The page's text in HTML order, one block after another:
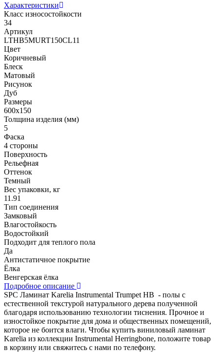
Характеристики
Класс износостойкости
34
Артикул
LTHB5MURT150CL11
Цвет
Коричневый
Блеск
Матовый
Рисунок
Дуб
Размеры
600x150
Толщина изделия (мм)
5
Фаска
4 стороны
Поверхность
Рельефная
Оттенок
Темный
Вес упаковки, кг
11.91
Тип соединения
Замковый
Влагостойкость
Водостойкий
Подходит для теплого пола
Да
Антистатичное покрытие
Ёлка
Венгерская ёлка
Подробное описание
SPC Ламинат Karelia Instrumental Trumpet HB - полы с
естественной текстурой натурального дерева полученной
благодаря использованию технологии тиснения. Прочное и
изностойкое покрытие для дома и общественных помещений,
которое не боится влаги. Чтобы купить виниловый ламинат
Karelia из коллекции Instrumental Herringbone, положите товар
в корзину или свяжитесь с нами по телефону.